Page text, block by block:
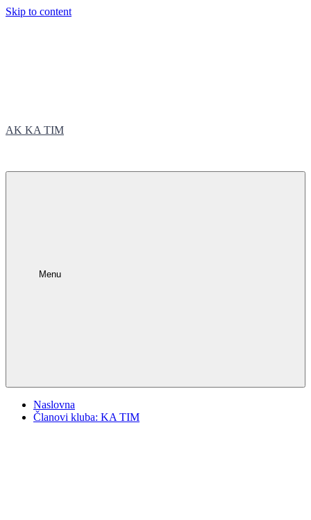
Skip to content
AK KA TIM
Menu
Naslovna
Članovi kluba: KA TIM